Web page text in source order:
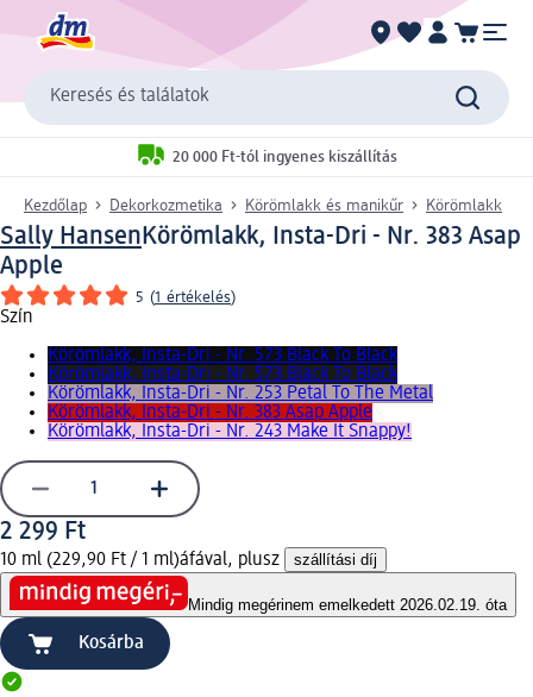
Keresés és találatok
20 000 Ft-tól ingyenes kiszállítás
Kezdőlap Dekorkozmetika Körömlakk és manikűr Körömlakk
Sally Hansen Körömlakk, Insta-Dri - Nr. 383 Asap
Apple
5 (1 értékelés)
Szín
Körömlakk, Insta-Dri - Nr. 573 Black To Black
Körömlakk, Insta-Dri - Nr. 573 Black To Black
Körömlakk, Insta-Dri - Nr. 253 Petal To The Metal
Körömlakk, Insta-Dri - Nr. 383 Asap Apple
Körömlakk, Insta-Dri - Nr. 243 Make It Snappy!
2 299 Ft
10 ml (229,90 Ft / 1 ml)áfával, plusz szállítási díj
Mindig megérinem emelkedett 2026.02.19. óta
Kosárba